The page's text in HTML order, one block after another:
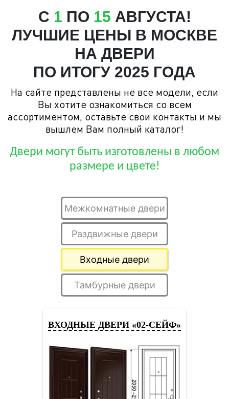
C 1 ПО 15 АВГУСТА!
ЛУЧШИЕ ЦЕНЫ В МОСКВЕ
НА ДВЕРИ
ПО ИТОГУ 2025 ГОДА
На сайте представлены не все модели, если
Вы хотите ознакомиться со всем
ассортиментом, оставьте свои контакты и мы
вышлем Вам полный каталог!
Двери могут быть изготовлены в любом
размере и цвете!
Межкомнатные двери
Раздвижные двери
Входные двери
Тамбурные двери
ВХОДНЫЕ ДВЕРИ «02-СЕЙФ»